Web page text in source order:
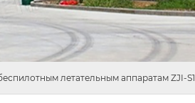
летательным аппаратам ZJI-S1